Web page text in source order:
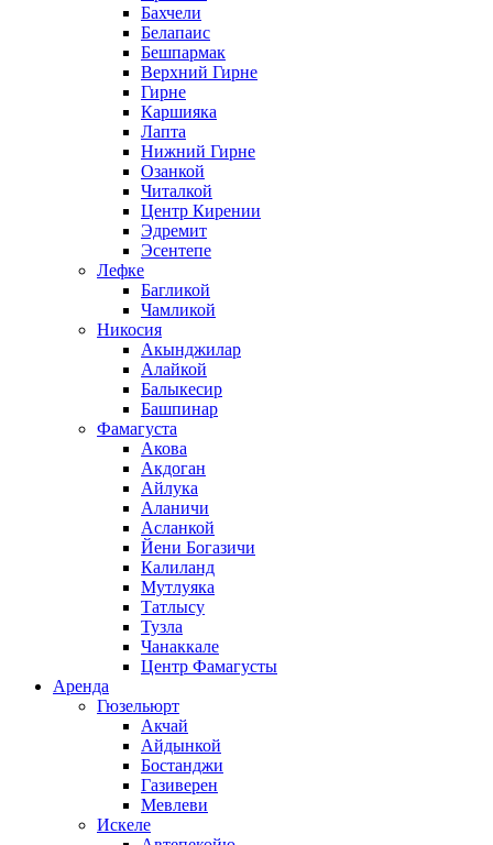
Бахчели
Белапаис
Бешпармак
Верхний Гирне
Гирне
Каршияка
Лапта
Нижний Гирне
Озанкой
Читалкой
Центр Кирении
Эдремит
Эсентепе
Лефке
Багликой
Чамликой
Никосия
Акынджилар
Алайкой
Балыкесир
Башпинар
Фамагуста
Акова
Акдоган
Айлука
Аланичи
Асланкой
Йени Богазичи
Калиланд
Мутлуяка
Татлысу
Тузла
Чанаккале
Центр Фамагусты
Аренда
Гюзельюрт
Акчай
Айдынкой
Бостанджи
Газиверен
Мевлеви
Искеле